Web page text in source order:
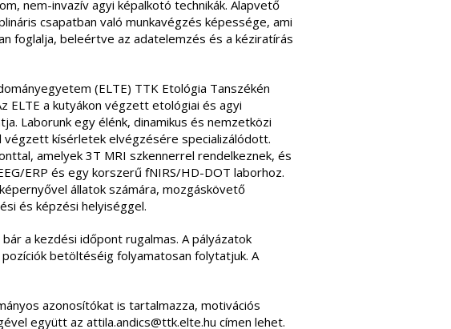
nem-invazív agyi képalkotó technikák. Alapvető
csapatban való munkavégzés képessége, ami
foglalja, beleértve az adatelemzés és a kéziratírás
(ELTE) TTK Etológia Tanszékén
ELTE a kutyákon végzett etológiai és agyi
Laborunk egy élénk, dinamikus és nemzetközi
kísérletek elvégzésére specializálódott.
amelyek 3T MRI szkennerrel rendelkeznek, és
ERP és egy korszerű fNIRS/HD-DOT laborhoz.
állatok számára, mozgáskövető
és képzési helyiséggel.
a kezdési időpont rugalmas. A pályázatok
betöltéséig folyamatosan folytatjuk. A
azonosítókat is tartalmazza, motivációs
együtt az attila.andics@ttk.elte.hu címen lehet.